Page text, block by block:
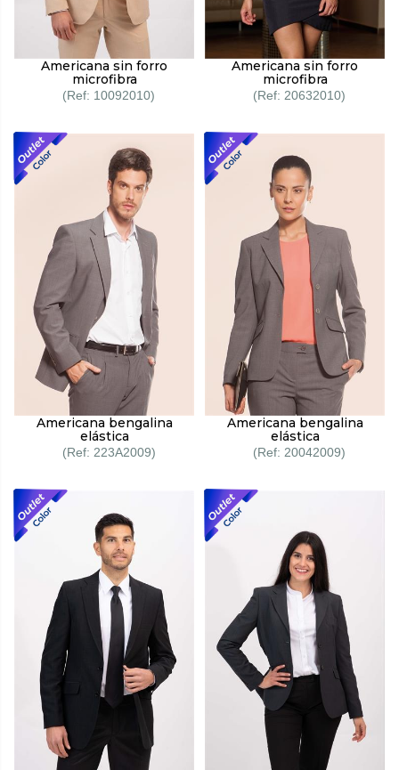
Americana sin forro
microfibra
10092010
Americana sin forro
microfibra
20632010
Americana bengalina
elástica
223A2009
Americana bengalina
elástica
20042009